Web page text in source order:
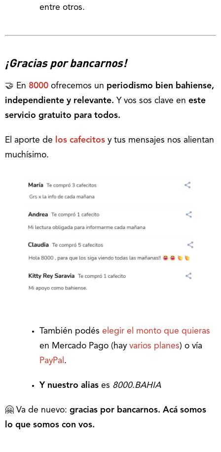
entre otros.
¡Gracias por bancarnos!
🤝 En 8000 ofrecemos un periodismo bien bahiense,
independiente y relevante. Y vos sos clave en este
servicio gratuito para todos.
El aporte de los cafecitos y tus mensajes nos alientan
muchísimo.
También podés elegir el monto que quieras
en Mercado Pago (hay varios planes) o vía
PayPal.
Y nuestro alias es 8000.BAHIA
🤗 Va de nuevo: gracias por bancarnos. Acá somos
lo que somos con vos.